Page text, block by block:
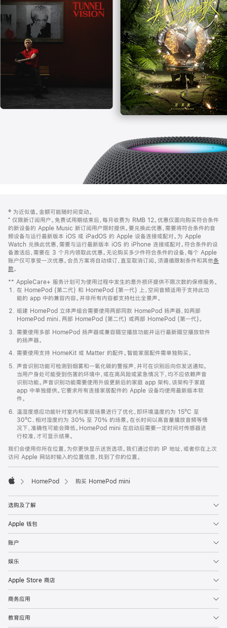
中
打
开)
页
页
脚
注
‡ 为近似值。金额可能随时间变动。
⁺ 仅限新订阅用户。免费试用期结束后，每月收费为 RMB 12。优惠仅面向购买符合条件
的新设备的 Apple Music 新订阅用户限时提供。要兑换此优惠，需要将符合条件的音
频设备与运行最新版本 iOS 或 iPadOS 的 Apple 设备连接或配对。为 Apple
Watch 兑换此优惠，需要与运行最新版本 iOS 的 iPhone 连接或配对。符合条件的设
备激活后，需要在 3 个月内领取此优惠。无论购买多少件符合条件的设备，每个 Apple
账户仅可享受一次优惠。会员方案将自动续订，直至取消订阅。须遵循限制条件和其他条
款。
窗
口
中
打
开)
** AppleCare+ 服务计划可为使用过程中发生的意外损坏提供不限次数的保修服务。
在 HomePod (第二代) 和 HomePod (第一代) 上，空间音频适用于支持此功
能的 app 中的兼容内容。并非所有内容都支持杜比全景声。
组建 HomePod 立体声组合需要使用两部同款 HomePod 扬声器，如两部
HomePod mini、两部 HomePod (第二代) 或两部 HomePod (第一代)。
需要使用多部 HomePod 扬声器或兼容隔空播放功能并运行最新隔空播放软件
的扬声器。
需要使用支持 HomeKit 或 Matter 的配件。智能家居配件需单独购买。
声音识别功能可检测到烟雾和一氧化碳的警报声，并可在识别后向你发送通知。
当用户身处可能受到伤害的环境中，或在高风险或紧急情况下，均不应依赖声音
识别功能。声音识别功能需要使用升级更新后的家庭 app 架构，该架构于家庭
app 中单独提供。它要求所有连接家居配件的 Apple 设备均使用最新版本软
件。
温湿度感应功能针对室内和家居场景进行了优化，即环境温度约为 15ºC 至
30ºC、相对湿度约为 30% 至 70% 的场景。在长时间以高音量播放音频等情
况下，准确性可能会降低。HomePod mini 在启动后需要一定时间对传感器进
行校准，才可显示结果。
我们会使用你所在位置，为你更快显示送货选项。我们通过你的 IP 地址，或者你在上次
访问 Apple 网站时输入的位置信息，找到了你的位置。
HomePod 购买 HomePod mini
选购及了解
Apple 钱包
账户
娱乐
Apple Store 商店
商务应用
教育应用